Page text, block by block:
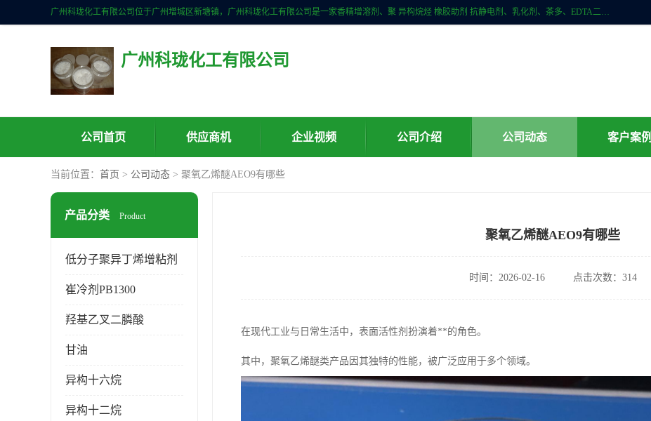
广州科珑化工有限公司位于广州增城区新塘镇，广州科珑化工有限公司是一家香精增溶剂、聚 异构烷烃 橡胶助剂 抗静电剂、乳化剂、茶多、EDTA二、清洗水等产品的经销批发。公司实力雄厚，重信用、守合同、保证产品质量，以多品种经营特色和薄利多销的原则，赢得了广大客户的信任。
广州科珑化工有限公司
公司首页 供应商机 企业视频 公司介绍 公司动态 客户案例
当前位置： 首页 > 公司动态 > 聚氧乙烯醚AEO9有哪些
产品分类 Product
低分子聚异丁烯增粘剂
崔冷剂PB1300
羟基乙叉二膦酸
甘油
异构十六烷
异构十二烷
聚氧乙烯醚AEO9有哪些
时间：2026-02-16 点击次数：314
在现代工业与日常生活中，表面活性剂扮演着**的角色。
其中，聚氧乙烯醚类产品因其独特的性能，被广泛应用于多个领域。